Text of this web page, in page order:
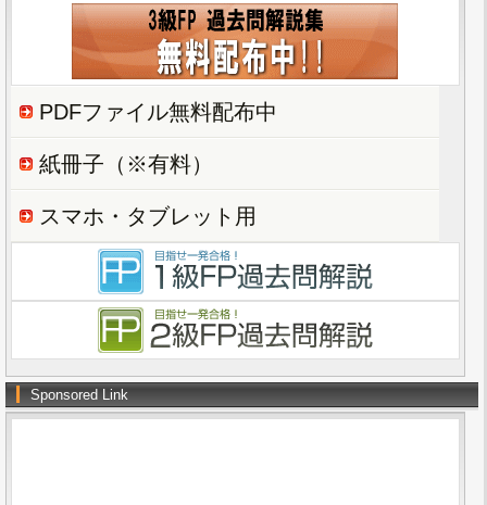
PDFファイル無料配布中
紙冊子（※有料）
スマホ・タブレット用
Sponsored Link